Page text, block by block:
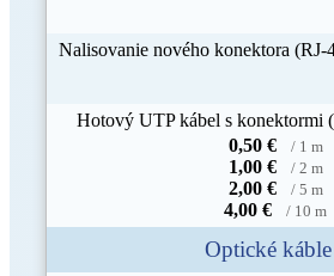
Nalisovanie nového konektora (RJ-
Hotový UTP kábel s konektormi
0,50 €
/ 1 m
1,00 € / 2 m
2,00 € / 5 m
4,00 € / 10 m
Optické káble